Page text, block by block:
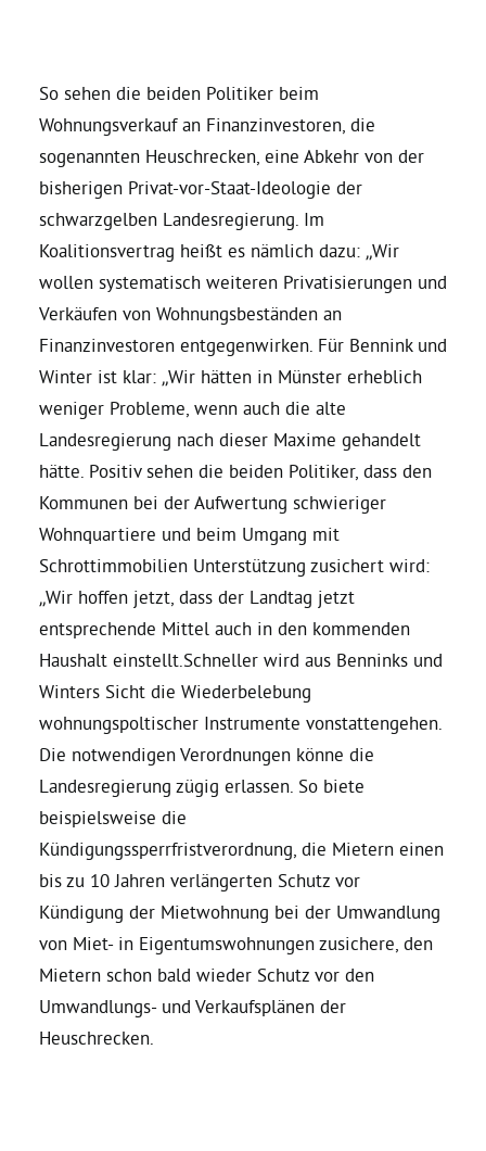
Josefine Paul, MdL
Robin Korte, MdL
Daniel Freund, MdEP
Grüne im Rathaus
Ratsfraktion
Ratsmitglieder 2025 – 2030
Ratsanträge
Bezirksvertretungen
Aktiv werden
Termine
Arbeitsgruppen
So sehen die beiden Politiker beim
Wohnungsverkauf an Finanzinvestoren, die
sogenannten Heuschrecken, eine Abkehr von der
bisherigen Privat-vor-Staat-Ideologie der
schwarzgelben Landesregierung. Im
Koalitionsvertrag heißt es nämlich dazu: „Wir
wollen systematisch weiteren Privatisierungen und
Verkäufen von Wohnungsbeständen an
Finanzinvestoren entgegenwirken. Für Bennink und
Winter ist klar: „Wir hätten in Münster erheblich
weniger Probleme, wenn auch die alte
Landesregierung nach dieser Maxime gehandelt
hätte. Positiv sehen die beiden Politiker, dass den
Kommunen bei der Aufwertung schwieriger
Wohnquartiere und beim Umgang mit
Schrottimmobilien Unterstützung zusichert wird:
„Wir hoffen jetzt, dass der Landtag jetzt
entsprechende Mittel auch in den kommenden
Haushalt einstellt.Schneller wird aus Benninks und
Winters Sicht die Wiederbelebung
wohnungspoltischer Instrumente vonstattengehen.
Die notwendigen Verordnungen könne die
Landesregierung zügig erlassen. So biete
beispielsweise die
Kündigungssperrfristverordnung, die Mietern einen
bis zu 10 Jahren verlängerten Schutz vor
Kündigung der Mietwohnung bei der Umwandlung
von Miet- in Eigentumswohnungen zusichere, den
Mietern schon bald wieder Schutz vor den
Umwandlungs- und Verkaufsplänen der
Heuschrecken.